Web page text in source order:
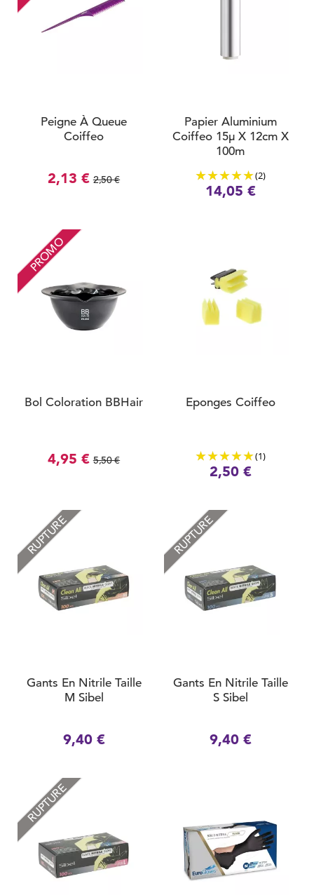
Peigne À Queue
Coiffeo
2,13 € 2,50 €
Papier Aluminium
Coiffeo 15µ X 12cm X
100m
(2)
14,05 €
PROMO
Bol Coloration BBHair
4,95 € 5,50 €
Eponges Coiffeo
(1)
2,50 €
RUPTURE
Gants En Nitrile Taille
M Sibel
9,40 €
RUPTURE
Gants En Nitrile Taille
S Sibel
9,40 €
RUPTURE